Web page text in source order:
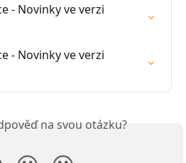
- Novinky ve verzi
- Novinky ve verzi
na svou otázku?